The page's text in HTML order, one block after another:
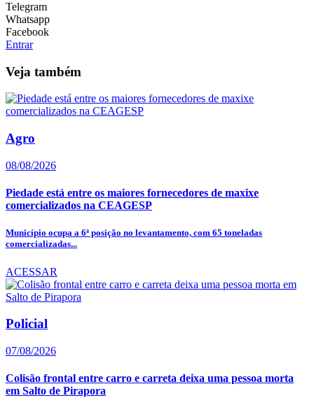
Telegram
Whatsapp
Facebook
Entrar
Veja também
Agro
08/08/2026
Piedade está entre os maiores fornecedores de maxixe
comercializados na CEAGESP
Município ocupa a 6ª posição no levantamento, com 65 toneladas
comercializadas...
ACESSAR
Policial
07/08/2026
Colisão frontal entre carro e carreta deixa uma pessoa morta
em Salto de Pirapora